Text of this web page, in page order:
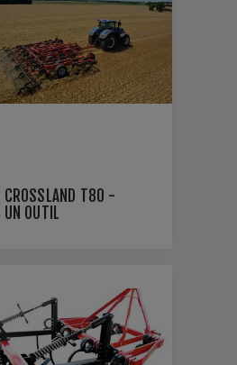
CROSSLAND T80 -
UN OUTIL